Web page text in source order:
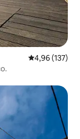
5 üzerinden
4,96 (137)
arasında